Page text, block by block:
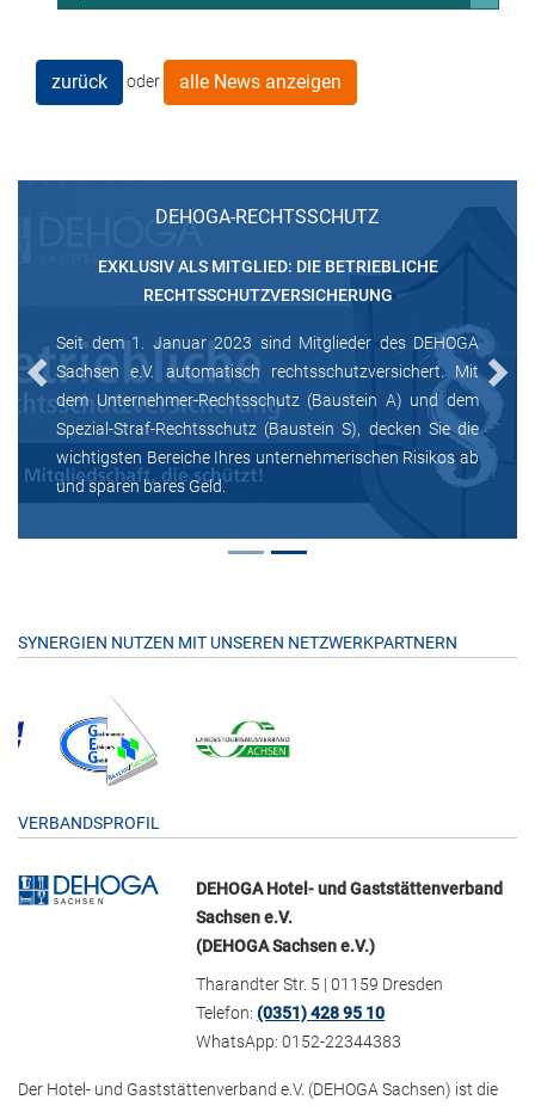
zurück oder alle News anzeigen
DEHOGA-RECHTSSCHUTZ
EXKLUSIV ALS MITGLIED: DIE BETRIEBLICHE
RECHTSSCHUTZVERSICHERUNG
Seit dem 1. Januar 2023 sind Mitglieder des DEHOGA
Sachsen e.V. automatisch rechtsschutzversichert. Mit
dem Unternehmer-Rechtsschutz (Baustein A) und dem
Spezial-Straf-Rechtsschutz (Baustein S), decken Sie die
wichtigsten Bereiche Ihres unternehmerischen Risikos ab
und sparen bares Geld.
Previous Next
SYNERGIEN NUTZEN MIT UNSEREN NETZWERKPARTNERN
VERBANDSPROFIL
DEHOGA Hotel- und Gaststättenverband
Sachsen e.V.
(DEHOGA Sachsen e.V.)
Tharandter Str. 5 | 01159 Dresden
Telefon:(0351) 428 95 10
WhatsApp: 0152-22344383
Der Hotel- und Gaststättenverband e.V. (DEHOGA Sachsen) ist die